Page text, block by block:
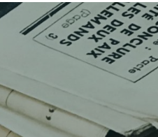
PUPILLEN
JO8-1
JO8-2
JO8-3